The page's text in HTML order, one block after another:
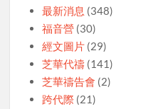
最新消息 (348)
福音營 (30)
經文圖片 (29)
芝華代禱 (141)
芝華禱告會 (2)
跨代際 (21)